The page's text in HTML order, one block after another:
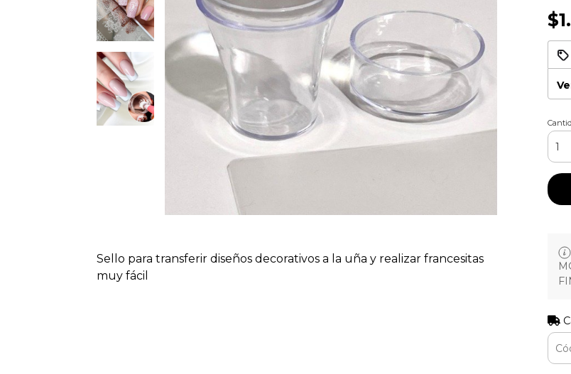
Sello para transferir diseños decorativos a la uña y realizar francesitas
muy fácil